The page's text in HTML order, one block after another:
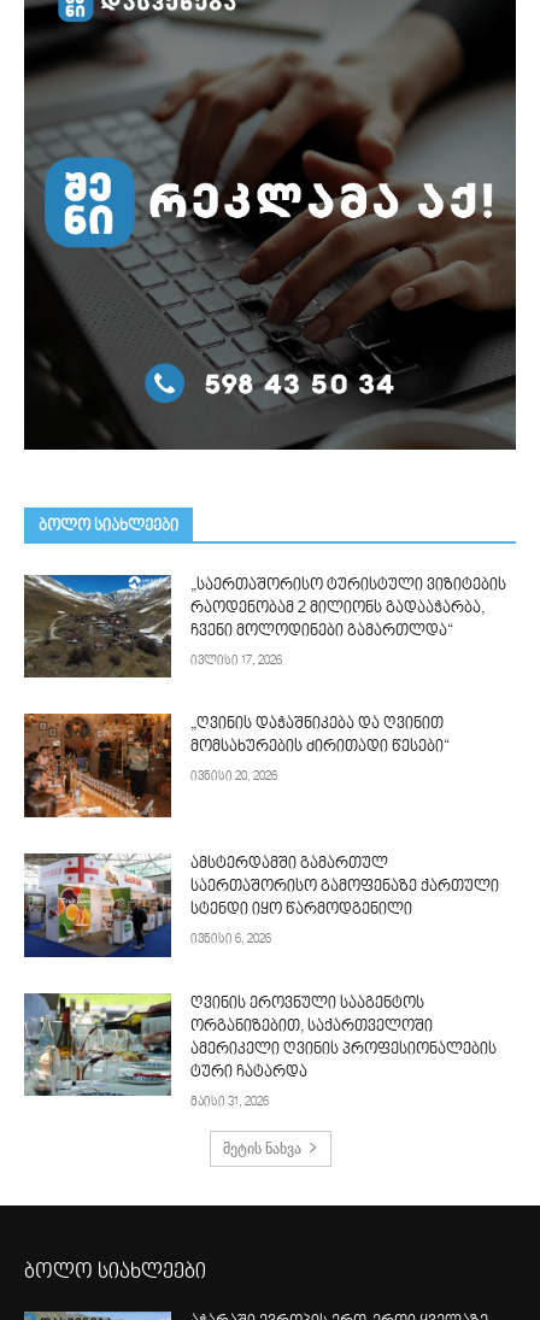
ᲑᲝᲚᲝ ᲡᲘᲐᲮᲚᲔᲔᲑᲘ
„საერთაშორისო ტურისტული ვიზიტების
რაოდენობამ 2 მილიონს გადააჭარბა,
ჩვენი მოლოდინები გამართლდა“
ივლისი 17, 2026
„ღვინის დაჭაშნიკება და ღვინით
მომსახურების ძირითადი წესები“
ივნისი 20, 2026
ამსტერდამში გამართულ
საერთაშორისო გამოფენაზე ქართული
სტენდი იყო წარმოდგენილი
ივნისი 6, 2026
ღვინის ეროვნული სააგენტოს
ორგანიზებით, საქართველოში
ამერიკელი ღვინის პროფესიონალების
ტური ჩატარდა
მაისი 31, 2026
მეტის ნახვა
ბოლო სიახლეები